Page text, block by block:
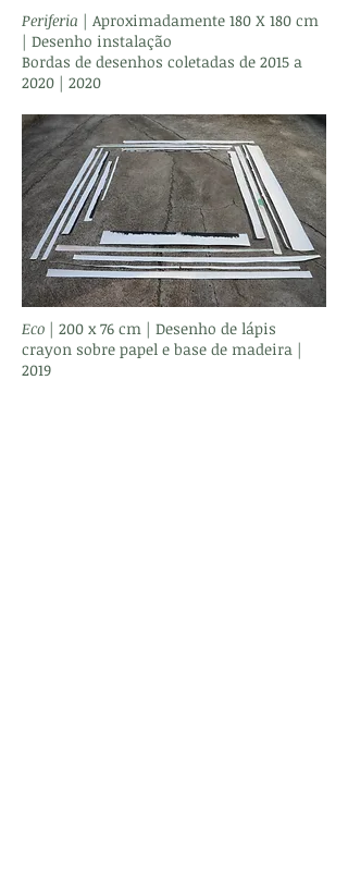
Periferia | Aproximadamente 180 X 180 cm
| Desenho instalação
Bordas de desenhos coletadas de 2015 a
2020 | 2020
Eco | 200 x 76 cm | Desenho de lápis
crayon sobre papel e base de madeira |
2019